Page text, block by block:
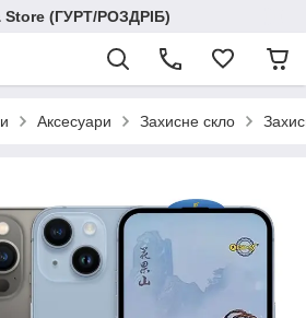
Store (ГУРТ/РОЗДРІБ)
Аксесуари Захисне скло